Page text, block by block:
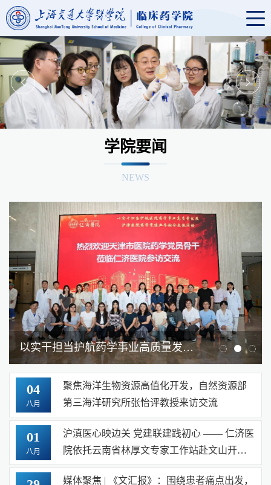
学院要闻
NEWS
以实干担当护航药学事业高质量发展 ——沪津医院药学党建业务融合交流活动在仁济医院圆满举办
04
八月
聚焦海洋生物资源高值化开发，自然资源部
第三海洋研究所张怡评教授来访交流
01
八月
沪滇医心映边关 党建联建践初心 —— 仁济医
院依托云南省林厚文专家工作站赴文山开展
党业融合帮扶实践
媒体聚焦 | 《文汇报》：围绕患者痛点出发，